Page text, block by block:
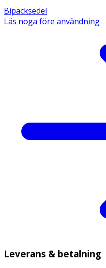
Bipacksedel
Läs noga före användning
Leverans & betalning